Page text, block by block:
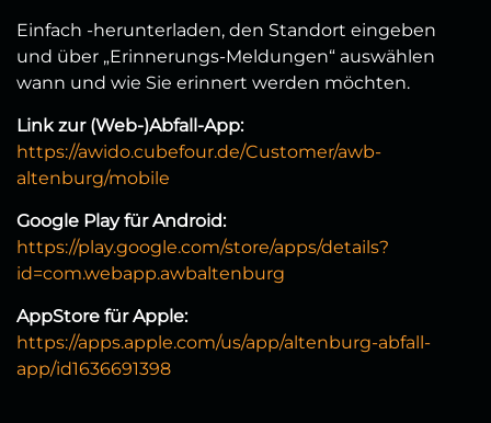
Einfach -herunterladen, den Standort eingeben
und über „Erinnerungs-Meldungen“ auswählen
wann und wie Sie erinnert werden möchten.
Link zur (Web-)Abfall-App:
https://awido.cubefour.de/Customer/awb-
altenburg/mobile
Google Play für Android:
https://play.google.com/store/apps/details?
id=com.webapp.awbaltenburg
AppStore für Apple:
https://apps.apple.com/us/app/altenburg-abfall-
app/id1636691398